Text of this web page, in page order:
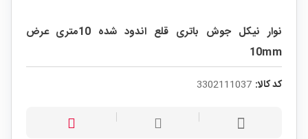
نوار نیکل جوش باتری قلع اندود شده 10متری عرض
10mm
کد کالا: 3302111037